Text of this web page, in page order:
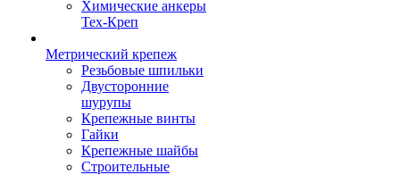
Химические анкеры
Тех-Креп
Метрический крепеж
Резьбовые шпильки
Двусторонние
шурупы
Крепежные винты
Гайки
Крепежные шайбы
Строительные